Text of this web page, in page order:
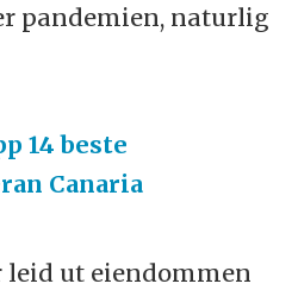
pandemien, naturlig
14 beste
Canaria
ut eiendommen